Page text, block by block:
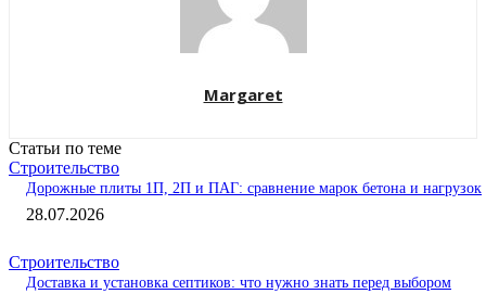
Margaret
Статьи по теме
Строительство
Дорожные плиты 1П, 2П и ПАГ: сравнение марок бетона и нагрузок
28.07.2026
Строительство
Доставка и установка септиков: что нужно знать перед выбором